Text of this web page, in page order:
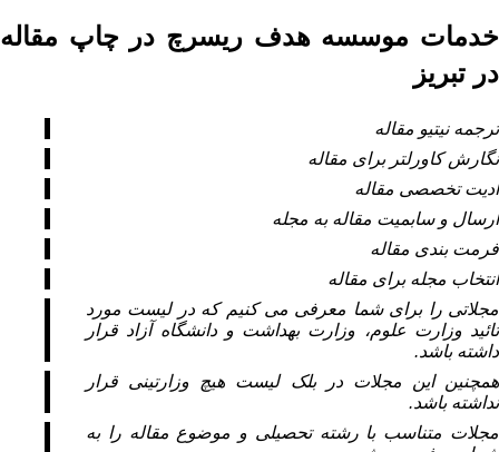
خدمات موسسه هدف ریسرچ در چاپ مقاله
در تبریز
ترجمه نیتیو مقاله
نگارش کاورلتر برای مقاله
ادیت تخصصی مقاله
ارسال و سابمیت مقاله به مجله
فرمت­ بندی مقاله
انتخاب مجله برای مقاله
مجلاتی را برای شما معرفی می کنیم که در لیست مورد
تائید وزارت علوم، وزارت بهداشت و دانشگاه آزاد قرار
داشته باشد.
همچنین این مجلات در بلک لیست هیچ وزارتینی قرار
نداشته باشد.
مجلات متناسب با رشته تحصیلی و موضوع مقاله را به